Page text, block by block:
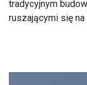
tradycyjnym
ruszającymi się